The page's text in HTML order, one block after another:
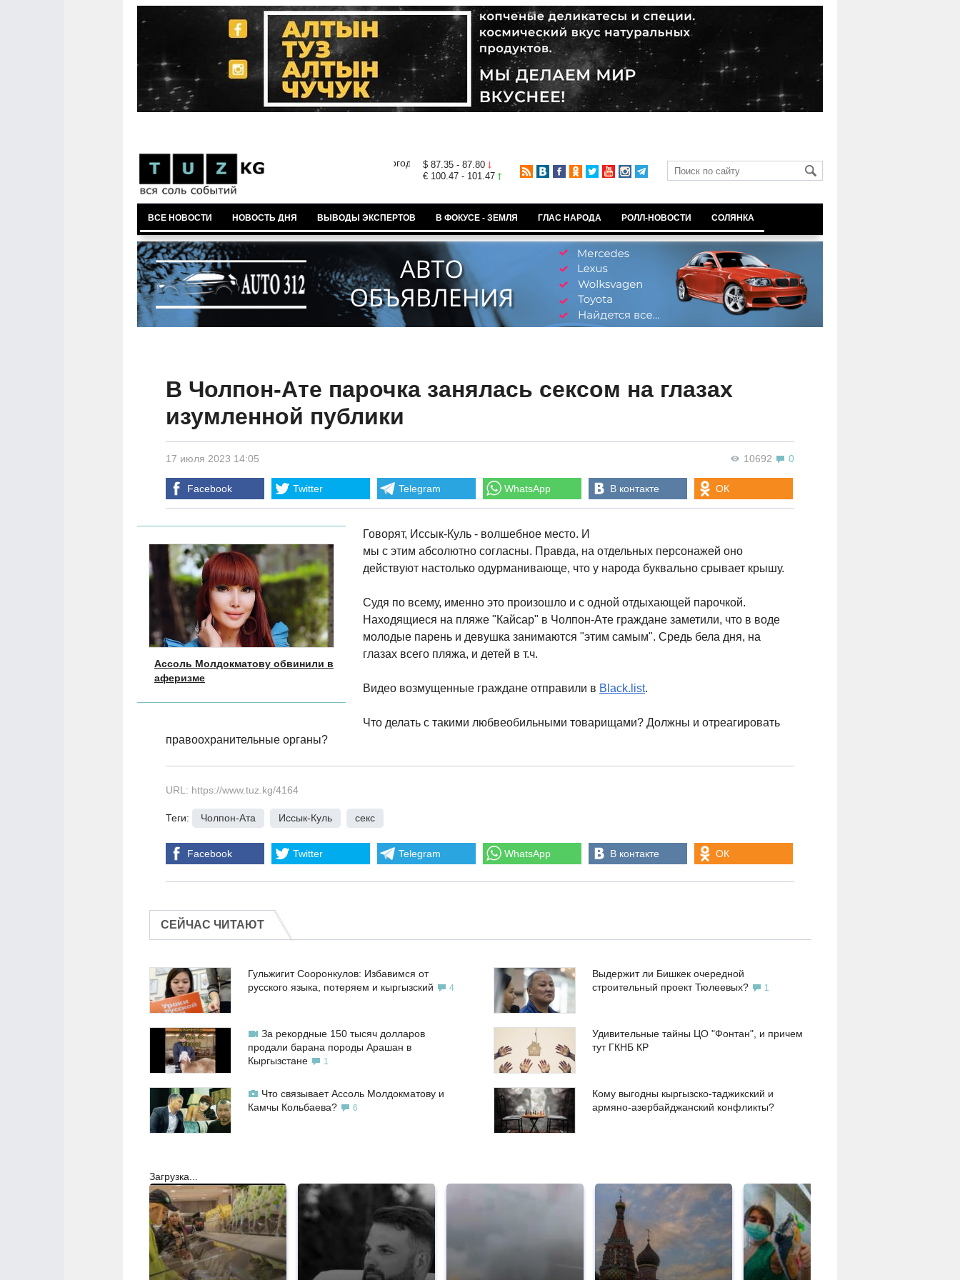
$ 87.35 - 87.80
€ 100.47 - 101.47
ВСЕ НОВОСТИ НОВОСТЬ ДНЯ ВЫВОДЫ ЭКСПЕРТОВ В ФОКУСЕ - ЗЕМЛЯ ГЛАС НАРОДА РОЛЛ-НОВОСТИ СОЛЯНКА
В Чолпон-Ате парочка занялась сексом на глазах
изумленной публики
10692 0
17 июля 2023 14:05
Facebook Twitter Telegram WhatsApp В контакте ОК
Ассоль Молдокматову обвинили в
аферизме
Говорят, Иссык-Куль - волшебное место. И
мы с этим абсолютно согласны. Правда, на отдельных персонажей оно
действуют настолько одурманивающе, что у народа буквально срывает крышу.
Судя по всему, именно это произошло и с одной отдыхающей парочкой.
Находящиеся на пляже "Кайсар" в Чолпон-Ате граждане заметили, что в воде
молодые парень и девушка занимаются "этим самым". Средь бела дня, на
глазах всего пляжа, и детей в т.ч.
Видео возмущенные граждане отправили в Black.list.
Что делать с такими любвеобильными товарищами? Должны и отреагировать
правоохранительные органы?
URL: https://www.tuz.kg/4164
Теги: Чолпон-Ата Иссык-Куль секс
Facebook Twitter Telegram WhatsApp В контакте ОК
СЕЙЧАС ЧИТАЮТ
Гульжигит Сооронкулов: Избавимся от
русского языка, потеряем и кыргызский
4
Выдержит ли Бишкек очередной
строительный проект Тюлеевых?
1
За рекордные 150 тысяч долларов
продали барана породы Арашан в
Кыргызстане
1
Удивительные тайны ЦО "Фонтан", и причем
тут ГКНБ КР
Что связывает Ассоль Молдокматову и
Камчы Кольбаева?
6
Кому выгодны кыргызско-таджикский и
армяно-азербайджанский конфликты?
Загрузка...